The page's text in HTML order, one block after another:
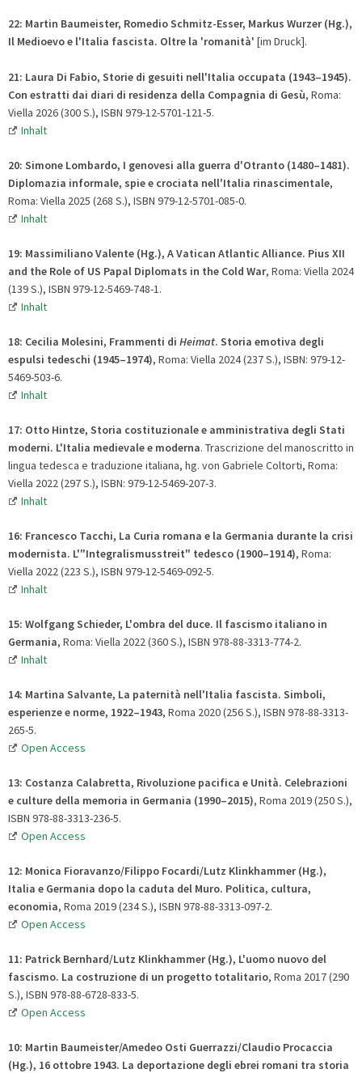
22: Martin Baumeister, Romedio Schmitz-Esser, Markus Wurzer (Hg.),
Il Medioevo e l'Italia fascista. Oltre la 'romanità' [im Druck].
21: Laura Di Fabio, Storie di gesuiti nell'Italia occupata (1943–1945).
Con estratti dai diari di residenza della Compagnia di Gesù, Roma:
Viella 2026 (300 S.), ISBN 979-12-5701-121-5.
Inhalt
20: Simone Lombardo, I genovesi alla guerra d'Otranto (1480–1481).
Diplomazia informale, spie e crociata nell'Italia rinascimentale,
Roma: Viella 2025 (268 S.), ISBN 979-12-5701-085-0.
Inhalt
19: Massimiliano Valente (Hg.), A Vatican Atlantic Alliance. Pius XII
and the Role of US Papal Diplomats in the Cold War, Roma: Viella 2024
(139 S.), ISBN 979-12-5469-748-1.
Inhalt
18: Cecilia Molesini, Frammenti di Heimat. Storia emotiva degli
espulsi tedeschi (1945–1974), Roma: Viella 2024 (237 S.), ISBN: 979-12-
5469-503-6.
Inhalt
17: Otto Hintze, Storia costituzionale e amministrativa degli Stati
moderni. L'Italia medievale e moderna. Trascrizione del manoscritto in
lingua tedesca e traduzione italiana, hg. von Gabriele Coltorti, Roma:
Viella 2022 (297 S.), ISBN: 979-12-5469-207-3.
Inhalt
16: Francesco Tacchi, La Curia romana e la Germania durante la crisi
modernista. L'"Integralismusstreit" tedesco (1900–1914), Roma:
Viella 2022 (223 S.), ISBN 979-12-5469-092-5.
Inhalt
15: Wolfgang Schieder, L'ombra del duce. Il fascismo italiano in
Germania, Roma: Viella 2022 (360 S.), ISBN 978-88-3313-774-2.
Inhalt
14: Martina Salvante, La paternità nell'Italia fascista. Simboli,
esperienze e norme, 1922–1943, Roma 2020 (256 S.), ISBN 978-88-3313-
265-5.
Open Access
13: Costanza Calabretta, Rivoluzione pacifica e Unità. Celebrazioni
e culture della memoria in Germania (1990–2015), Roma 2019 (250 S.),
ISBN 978-88-3313-236-5.
Open Access
12: Monica Fioravanzo/Filippo Focardi/Lutz Klinkhammer (Hg.),
Italia e Germania dopo la caduta del Muro. Politica, cultura,
economia, Roma 2019 (234 S.), ISBN 978-88-3313-097-2.
Open Access
11: Patrick Bernhard/Lutz Klinkhammer (Hg.), L'uomo nuovo del
fascismo. La costruzione di un progetto totalitario, Roma 2017 (290
S.), ISBN 978-88-6728-833-5.
Open Access
10: Martin Baumeister/Amedeo Osti Guerrazzi/Claudio Procaccia
(Hg.), 16 ottobre 1943. La deportazione degli ebrei romani tra storia